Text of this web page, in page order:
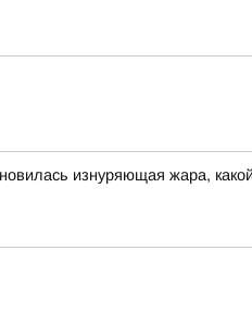
изнуряющая жара,